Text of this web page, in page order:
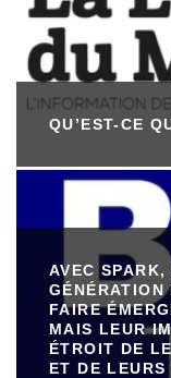
QU’EST-CE
AVEC
FAIRE
MAIS LEUR
ÉTROIT DE
ET DE LEURS